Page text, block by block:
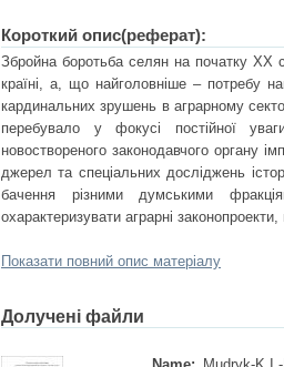
Короткий опис(реферат):
Збройна боротьба селян на початку ХХ
країні, а, що найголовніше – потребу
кардинальних зрушень в аграрному
перебувало у фокусі постійної
новоствореного законодавчого органу
джерел та спеціальних досліджень
бачення різними думськими
охарактеризувати аграрні
Показати повний опис матеріалу
Долучені файли